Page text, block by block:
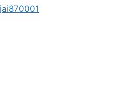
jai870001